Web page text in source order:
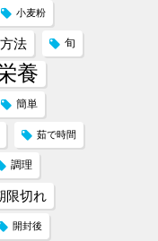
小麦粉
方法 旬
養
簡単
茹で時間
調理
限切れ
開封後